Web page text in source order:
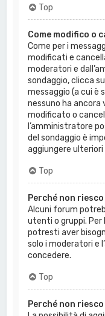
Top
Come modifico o
Come per i
modificati e
moderatori e
sondaggio, clicca
messaggio (a cui è
nessuno ha ancora
modificato o
l’amministratore
del sondaggio è
aggiungere
Top
Perché non
Alcuni forum
utenti o gruppi. Per
potresti aver
solo i moderatori e
concedere.
Top
Perché non